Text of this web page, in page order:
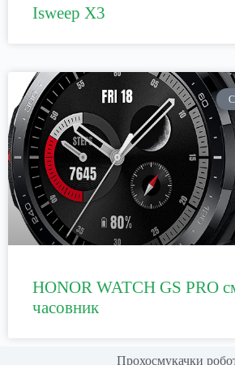
Isweep X3
HONOR WATCH GS PRO
часовник
Прохосмукачки